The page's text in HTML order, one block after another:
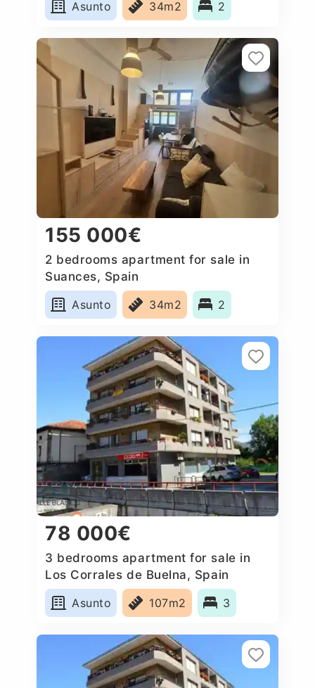
Asunto 34m2 2
155 000€
2 bedrooms apartment for sale in
Suances, Spain
Asunto
34m2 2
78 000€
3 bedrooms apartment for sale in
Los Corrales de Buelna, Spain
Asunto
107m2 3